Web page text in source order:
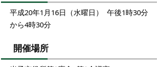
平成20年1月16日（水曜日） 午後1時30分
から4時30分
開催場所